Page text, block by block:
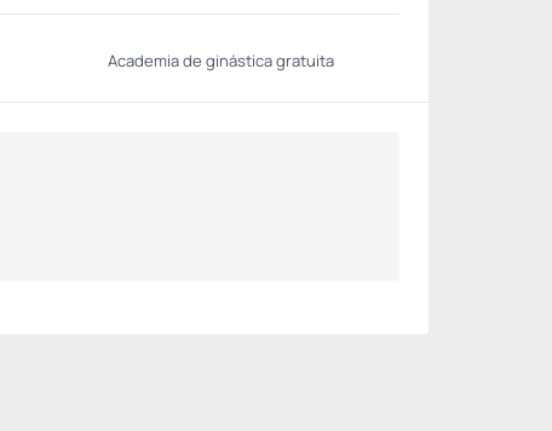
Academia de ginástica gratuita